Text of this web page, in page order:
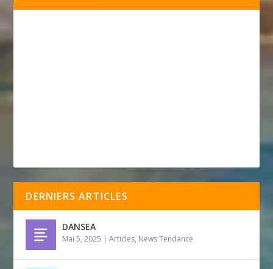
DERNIERS ARTICLES
DANSEA
Mai 5, 2025 |Articles, News Tendance